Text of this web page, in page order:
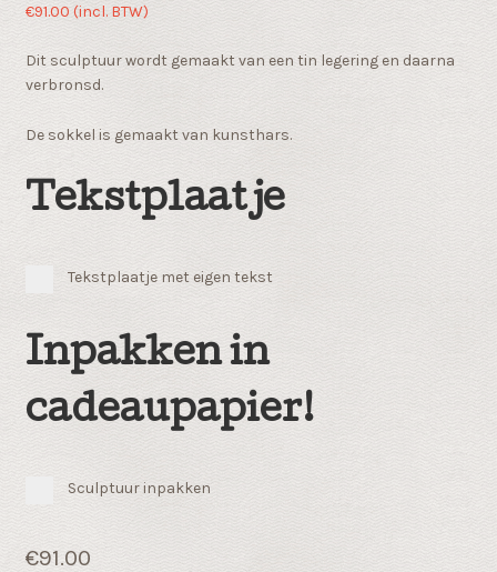
€91.00 (incl. BTW)
Dit sculptuur wordt gemaakt van een tin legering en daarna
verbronsd.
De sokkel is gemaakt van kunsthars.
Tekstplaatje
Tekstplaatje met eigen tekst
Inpakken in
cadeaupapier!
Sculptuur inpakken
€91.00